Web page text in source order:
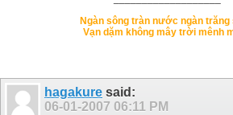
Ngàn sông tràn nước ngàn trăng
Vạn dặm không mây trời mênh
hagakure said:
06-01-2007 06:11 PM